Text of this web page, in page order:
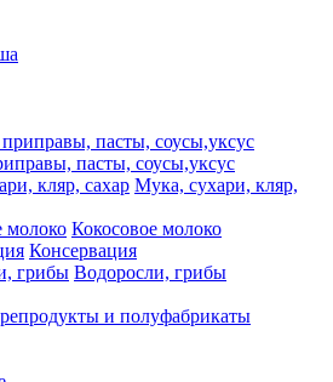
пасты, соусы,уксус
Мука, сухари, кляр,
Кокосовое молоко
Консервация
Водоросли, грибы
и полуфабрикаты